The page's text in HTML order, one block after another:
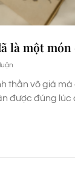
là một món
thần vô giá mà
được đúng lúc